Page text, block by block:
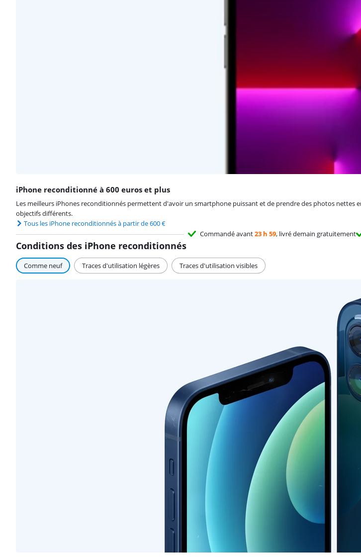
iPhone reconditionné à 600 euros et plus
Les meilleurs iPhones reconditionnés permettent d'avoir un smartphone puissant et de prendre des photos nettes
objectifs différents.
Tous les iPhone reconditionnés à partir de 600 €
Commandé avant23 h 59, livré demain gratuitement
Conditions des iPhone reconditionnés
Comme neuf Traces d'utilisation légères Traces d'utilisation visibles